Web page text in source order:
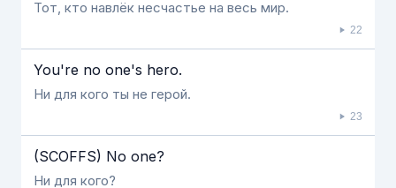
Тот, кто навлёк несчастье на весь мир.
22
You're no one's hero.
Ни для кого ты не герой.
23
(SCOFFS) No one?
Ни для кого?